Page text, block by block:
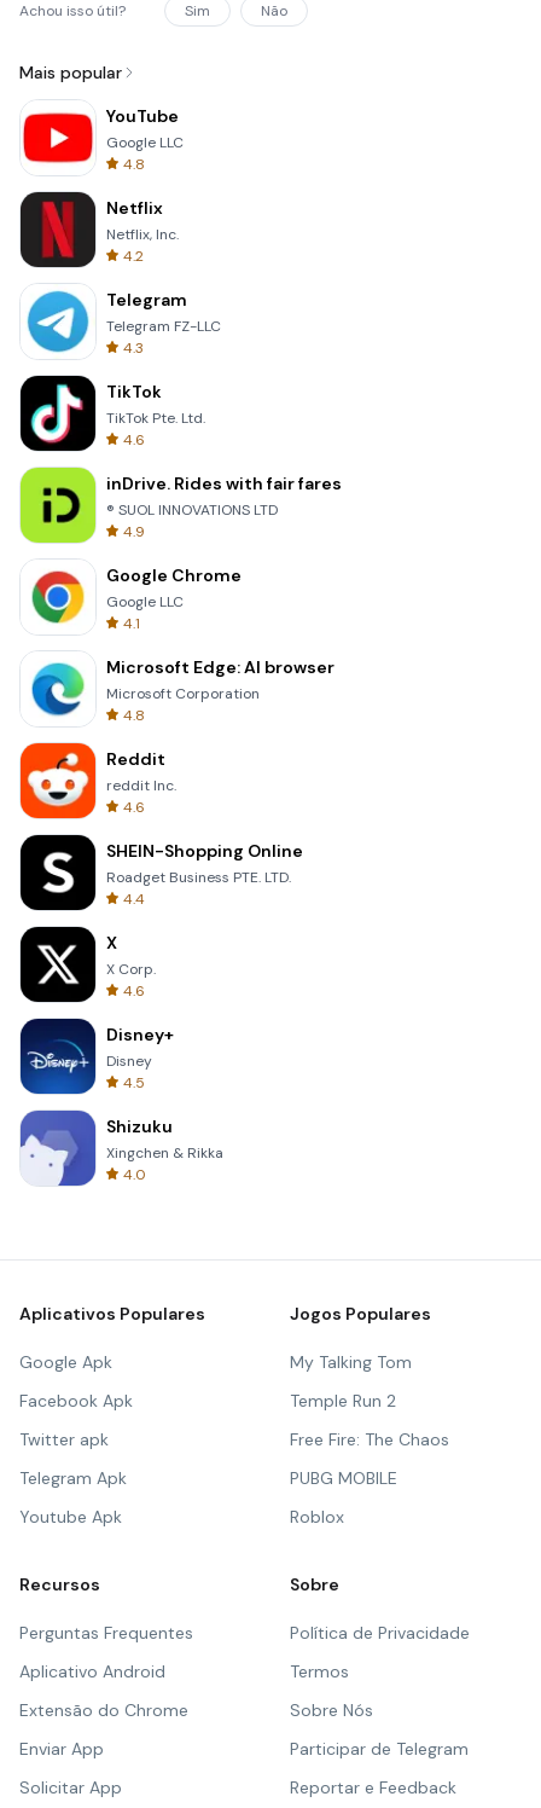
Achou isso útil? Sim Não
Mais popular
YouTube
Google LLC
4.8
Netflix
Netflix, Inc.
4.2
Telegram
Telegram FZ-LLC
4.3
TikTok
TikTok Pte. Ltd.
4.6
inDrive. Rides with fair fares
® SUOL INNOVATIONS LTD
4.9
Google Chrome
Google LLC
4.1
Microsoft Edge: AI browser
Microsoft Corporation
4.8
Reddit
reddit Inc.
4.6
SHEIN-Shopping Online
Roadget Business PTE. LTD.
4.4
X
X Corp.
4.6
Disney+
Disney
4.5
Shizuku
Xingchen & Rikka
4.0
Aplicativos Populares
Google Apk
Facebook Apk
Twitter apk
Telegram Apk
Youtube Apk
Jogos Populares
My Talking Tom
Temple Run 2
Free Fire: The Chaos
PUBG MOBILE
Roblox
Recursos
Perguntas Frequentes
Aplicativo Android
Extensão do Chrome
Enviar App
Solicitar App
Sobre
Política de Privacidade
Termos
Sobre Nós
Participar de Telegram
Reportar e Feedback